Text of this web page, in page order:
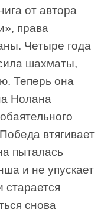
от автора
права
Четыре года
шахматы,
Теперь она
Нолана
втягивает
пыталась
и не упускает
старается
снова